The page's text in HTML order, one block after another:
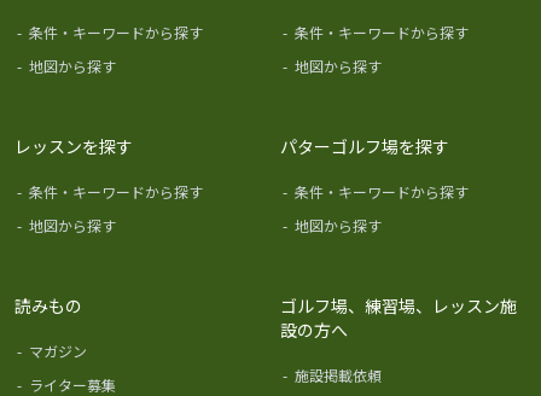
- 条件・キーワードから探す
- 地図から探す
- 条件・キーワードから探す
- 地図から探す
レッスンを探す
- 条件・キーワードから探す
- 地図から探す
パターゴルフ場を探す
- 条件・キーワードから探す
- 地図から探す
読みもの
- マガジン
- ライター募集
ゴルフ場、練習場、レッスン施
設の方へ
- 施設掲載依頼